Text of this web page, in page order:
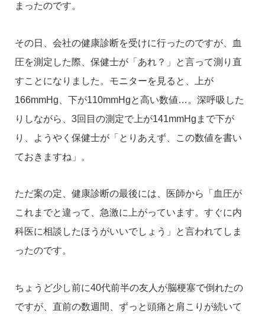
まったのです。
その日、会社の健康診断を受けに行ったのですが、血
圧を測定した際、保健士が「あれ？」と言って測り直
すことになりました。モニターを見ると、上が
166mmHg、下が110mmHgと高い数値…。深呼吸した
りしながら、3回目の測定で上が141mmHgまで下が
り、ようやく保健士が「とりあえず、この数値を書い
ておきますね」。
ただ案の定、健康診断の最後には、医師から「血圧が
これまでと違って、急激に上がっています。すぐに内
科医に相談したほうがいいでしょう」と言われてしま
ったのです。
ちょうど少し前に40代前半の友人が脳梗塞で倒れたの
ですが、直前の数週間、ずっと頭痛と肩こりが続いて